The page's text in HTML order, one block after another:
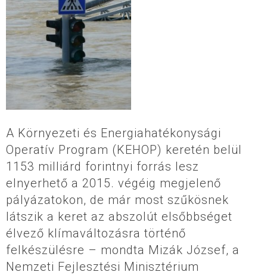
A Környezeti és Energiahatékonysági
Operatív Program (KEHOP) keretén belül
1153 milliárd forintnyi forrás lesz
elnyerhető a 2015. végéig megjelenő
pályázatokon, de már most szűkösnek
látszik a keret az abszolút elsőbbséget
élvező klímaváltozásra történő
felkészülésre – mondta Mizák József, a
Nemzeti Fejlesztési Minisztérium